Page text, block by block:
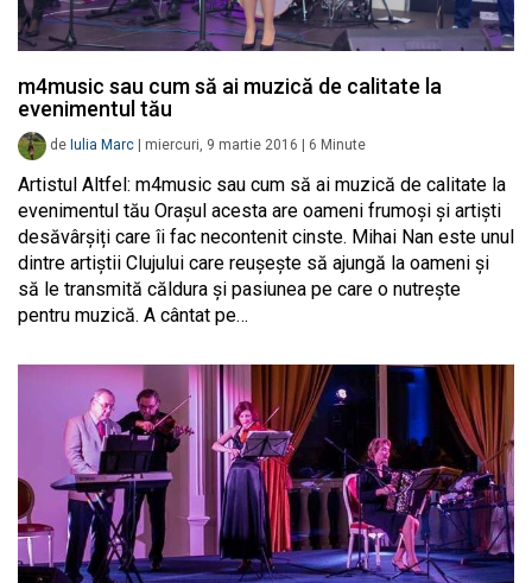
m4music sau cum să ai muzică de calitate la
evenimentul tău
de Iulia Marc miercuri, 9 martie 2016 6 Minute
Artistul Altfel: m4music sau cum să ai muzică de calitate la
evenimentul tău Orașul acesta are oameni frumoși și artiști
desăvârșiți care îi fac necontenit cinste. Mihai Nan este unul
dintre artiștii Clujului care reușește să ajungă la oameni și
să le transmită căldura și pasiunea pe care o nutrește
pentru muzică. A cântat pe…